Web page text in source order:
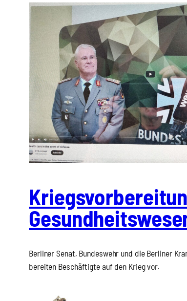
Ber­li­ner Senat, Bun­des­wehr und die Ber­li­ner
berei­ten Beschäf­tig­te auf den Krieg vor.